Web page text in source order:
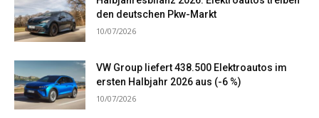
den deutschen Pkw-Markt
10/07/2026
VW Group liefert 438.500 Elektroautos im
ersten Halbjahr 2026 aus (-6 %)
10/07/2026